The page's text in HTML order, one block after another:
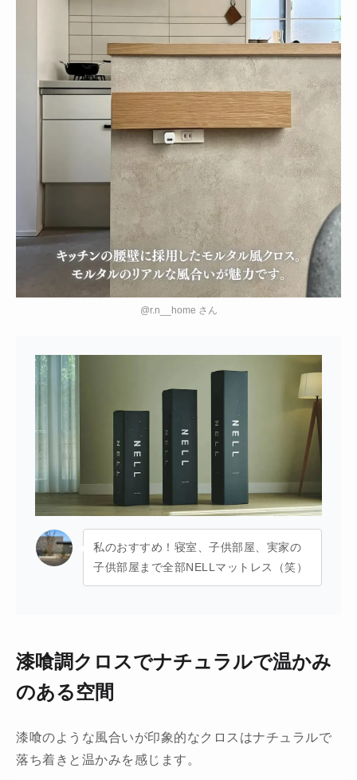
@r.n__home さん
私のおすすめ！寝室、子供部屋、実家の
子供部屋まで全部NELLマットレス（笑）
漆喰調クロスでナチュラルで温かみ
のある空間
漆喰のような風合いが印象的なクロスはナチュラルで
落ち着きと温かみを感じます。